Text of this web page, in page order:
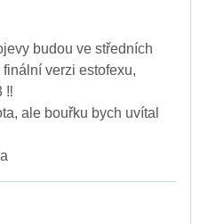
budou ve středních
verzi estofexu,
‼️
ale bouřku bych uvítal